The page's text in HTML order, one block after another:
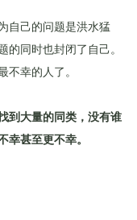
己的问题是洪水猛
的同时也封闭了自己。
不幸的人了。
到大量的同类，没有谁
幸甚至更不幸。